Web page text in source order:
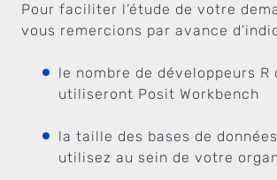
Pour faciliter l’étude de votre
vous remercions par avance
le nombre de développeurs R
utiliseront Posit Workbench
la taille des bases de
utilisez au sein de votre